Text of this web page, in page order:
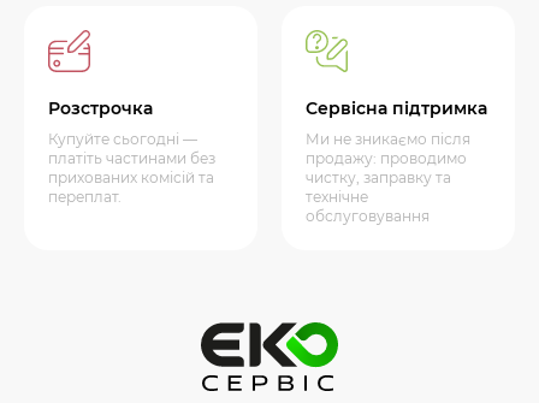
Розстрочка
Купуйте сьогодні —
платіть частинами без
прихованих комісій та
переплат.
Сервісна підтримка
Ми не зникаємо після
продажу: проводимо
чистку, заправку та
технічне
обслуговування